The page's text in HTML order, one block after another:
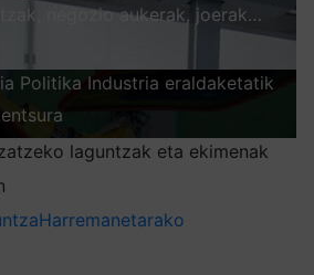
negozio aukerak, joerak…
Politika Industria eraldaketatik
laguntzak eta ekimenak
Harremanetarako